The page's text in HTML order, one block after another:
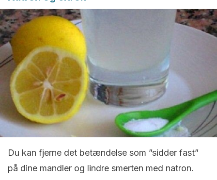
Du kan fjerne det betændelse som ”sidder fast”
på dine mandler og lindre smerten med natron.